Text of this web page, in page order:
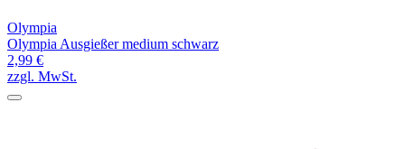
Olympia
Olympia Ausgießer medium schwarz
2,99 €
zzgl. MwSt.